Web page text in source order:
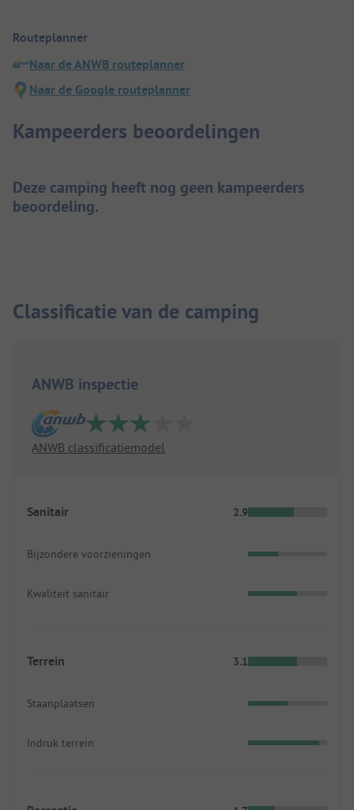
Routeplanner
Naar de ANWB routeplanner
Naar de Google routeplanner
Kampeerders beoordelingen
Deze camping heeft nog geen kampeerders
beoordeling.
Classificatie van de camping
ANWB inspectie
ANWB classificatiemodel
Sanitair 2.9
Bijzondere voorzieningen
Kwaliteit sanitair
Terrein 3.1
Staanplaatsen
Indruk terrein